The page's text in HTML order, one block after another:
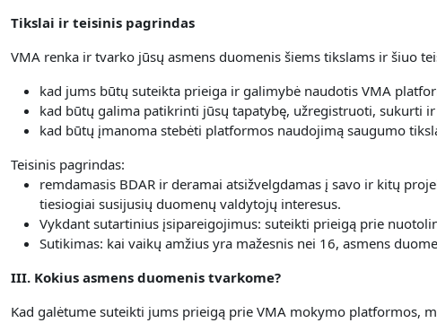
Tikslai ir teisinis pagrindas
VMA renka ir tvarko jūsų asmens duomenis šiems tikslams ir šiuo
kad jums būtų suteikta prieiga ir galimybė naudotis VMA
kad būtų galima patikrinti jūsų tapatybę, užregistruoti, sukurti
kad būtų įmanoma stebėti platformos naudojimą saugumo
Teisinis pagrindas:
remdamasis BDAR ir deramai atsižvelgdamas į savo ir kitų
tiesiogiai susijusių duomenų valdytojų interesus.
Vykdant sutartinius įsipareigojimus: suteikti prieigą prie
Sutikimas: kai vaikų amžius yra mažesnis nei 16, asmens
III. Kokius asmens duomenis tvarkome?
Kad galėtume suteikti jums prieigą prie VMA mokymo platformos,